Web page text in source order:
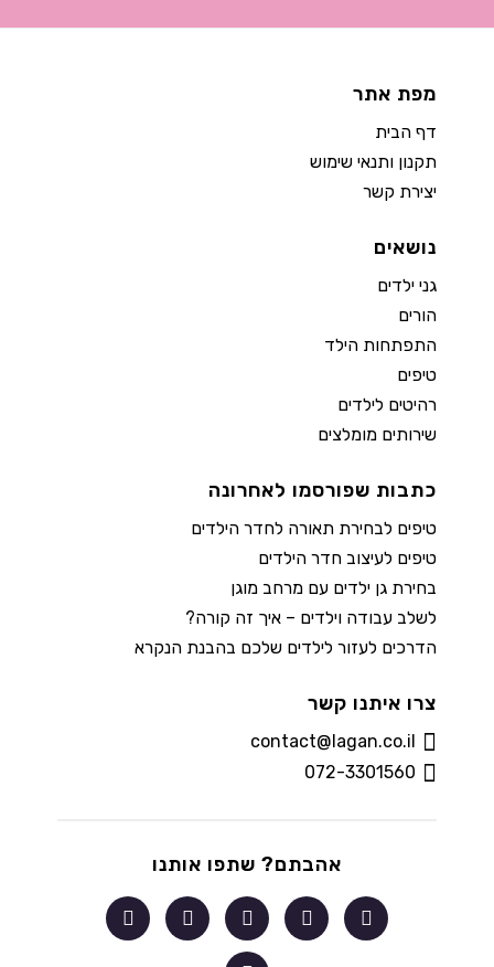
מפת אתר
דף הבית
תקנון ותנאי שימוש
יצירת קשר
נושאים
גני ילדים
הורים
התפתחות הילד
טיפים
רהיטים לילדים
שירותים מומלצים
כתבות שפורסמו לאחרונה
טיפים לבחירת תאורה לחדר הילדים
טיפים לעיצוב חדר הילדים
בחירת גן ילדים עם מרחב מוגן
לשלב עבודה וילדים – איך זה קורה?
הדרכים לעזור לילדים שלכם בהבנת הנקרא
צרו איתנו קשר
contact@lagan.co.il
072-3301560
אהבתם? שתפו אותנו